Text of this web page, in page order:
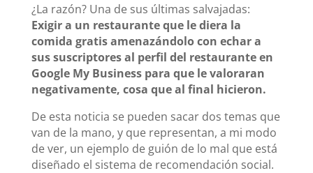
¿La razón? Una de sus últimas salvajadas:
Exigir a un restaurante que le diera la
comida gratis amenazándolo con echar a
sus suscriptores al perfil del restaurante en
Google My Business para que le valoraran
negativamente, cosa que al final hicieron.
De esta noticia se pueden sacar dos temas que
van de la mano, y que representan, a mi modo
de ver, un ejemplo de guión de lo mal que está
diseñado el sistema de recomendación social.